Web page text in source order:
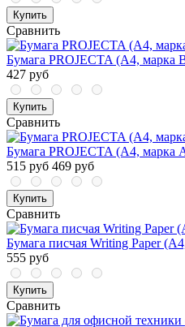
Купить
Сравнить
Бумага PROJECTA (А4, марка
427 руб
Купить
Сравнить
Бумага PROJECTA (А4, марка
515 руб 469 руб
Купить
Сравнить
Бумага писчая Writing Paper
555 руб
Купить
Сравнить